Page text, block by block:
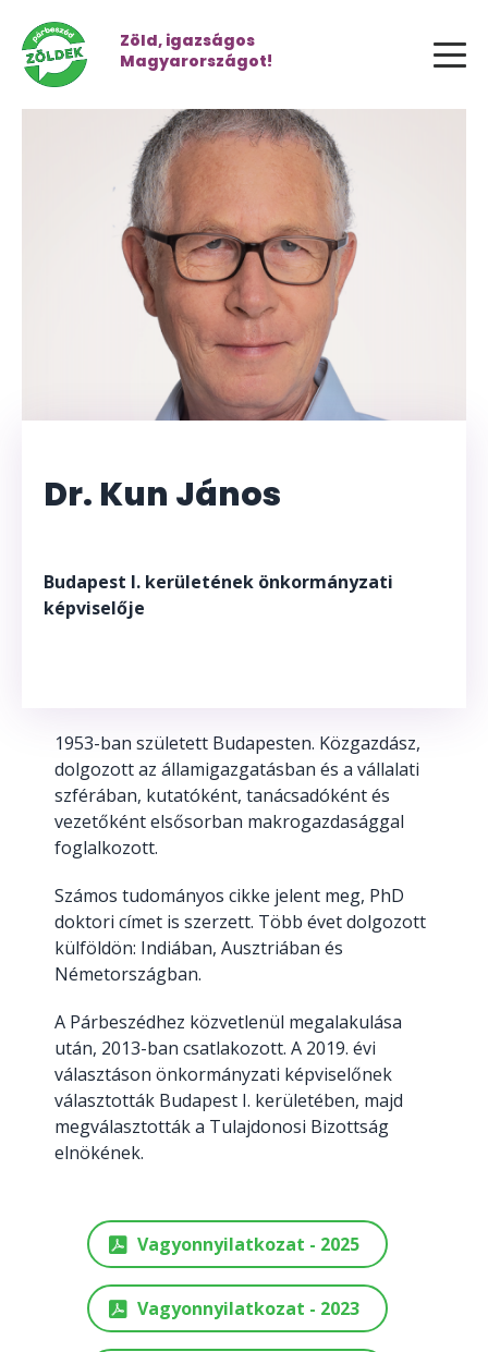
Zöld, igazságos
Magyarországot!
Dr. Kun János
Budapest I. kerületének önkormányzati
képviselője
1953-ban született Budapesten. Közgazdász,
dolgozott az államigazgatásban és a vállalati
szférában, kutatóként, tanácsadóként és
vezetőként elsősorban makrogazdasággal
foglalkozott.
Számos tudományos cikke jelent meg, PhD
doktori címet is szerzett. Több évet dolgozott
külföldön: Indiában, Ausztriában és
Németországban.
A Párbeszédhez közvetlenül megalakulása
után, 2013-ban csatlakozott. A 2019. évi
választáson önkormányzati képviselőnek
választották Budapest I. kerületében, majd
megválasztották a Tulajdonosi Bizottság
elnökének.
Vagyonnyilatkozat - 2025
Vagyonnyilatkozat - 2023